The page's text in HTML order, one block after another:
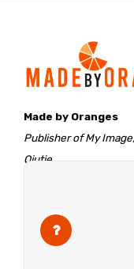
Made by Oranges
Publisher of My
Qjutie
The Netherlands